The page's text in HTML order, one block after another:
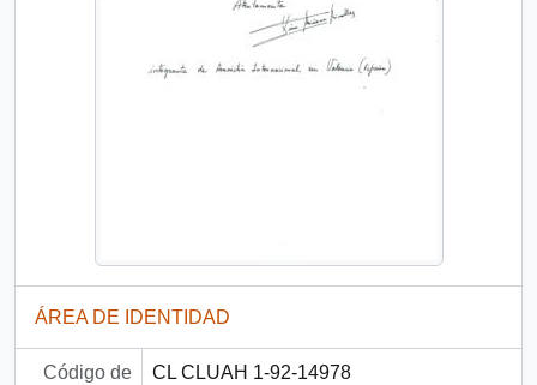
ÁREA DE IDENTIDAD
Código de
CL CLUAH 1-92-14978